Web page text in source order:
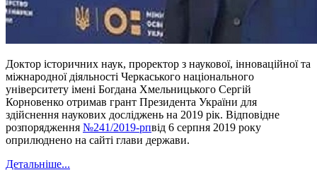
Доктор історичних наук, проректор з наукової, інноваційної та
міжнародної діяльності Черкаського національного
університету імені Богдана Хмельницького Сергій
Корновенко отримав грант Президента України для
здійснення наукових досліджень на 2019 рік. Відповідне
розпорядження №241/2019-рпвід 6 серпня 2019 року
оприлюднено на сайті глави держави.
Детальніше...